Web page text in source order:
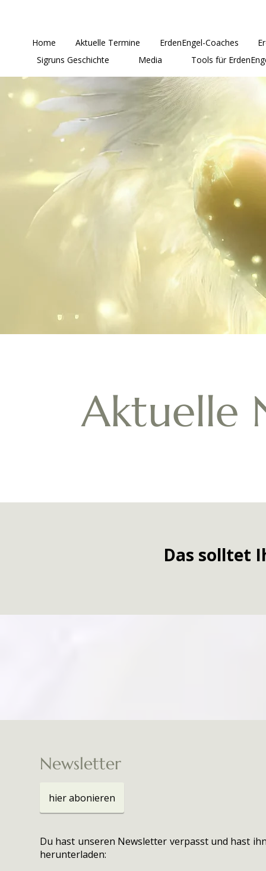
Home Aktuelle Termine ErdenEngel-Coaches
Sigruns Geschichte
Media Tools für
Aktuelle
Das solltet
Newsletter
hier abonieren
Du hast unseren Newsletter verpasst und hast
herunterladen: